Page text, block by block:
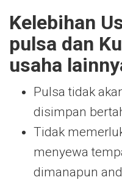
Kelebihan
pulsa dan
usaha
Pulsa tidak
disimpan
Tidak
menyewa
dimanapun